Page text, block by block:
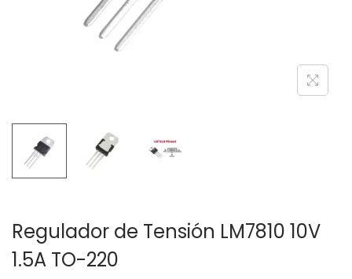
Regulador de Tensión LM7810 10V
1.5A TO-220